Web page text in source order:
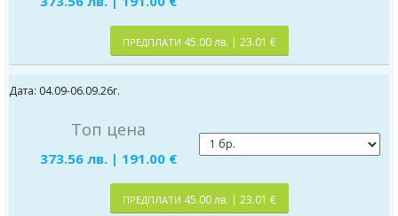
ПРЕДПЛАТИ 45.00 лв. | 23.01 €
Дата: 04.09-06.09.26г.
Топ цена
373.56 лв. | 191.00 €
ПРЕДПЛАТИ 45.00 лв. | 23.01 €